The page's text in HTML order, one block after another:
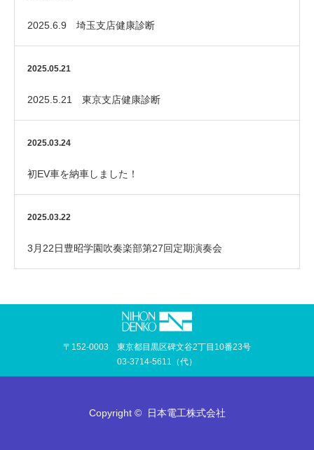
2025.6.9 埼玉支店健康診断
2025.05.21
2025.5.21 東京支店健康診断
2025.03.24
初EV車を納車しました！
2025.03.22
3月22日豊昭学園吹奏楽部第27回定期演奏会
〒152-0003 東京都目黒区碑文谷2丁目10番23号
03-3714-5611（代）
Copyright © 日本電工株式会社